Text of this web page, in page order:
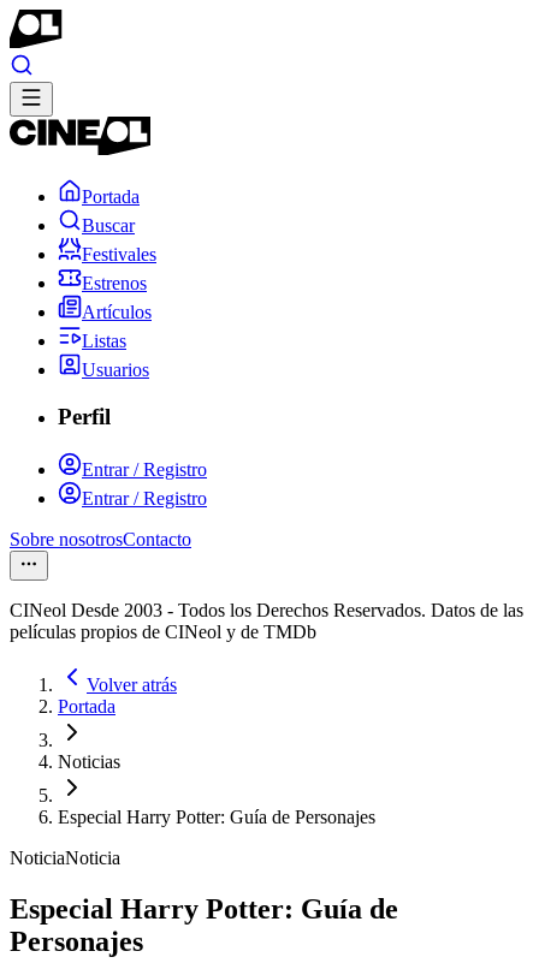
Portada
Buscar
Festivales
Estrenos
Artículos
Listas
Usuarios
Perfil
Entrar / Registro
Entrar / Registro
Sobre nosotrosContacto
CINeol Desde 2003 - Todos los Derechos Reservados. Datos de las
películas propios de CINeol y de TMDb
Volver atrás
Portada
Noticias
Especial Harry Potter: Guía de Personajes
NoticiaNoticia
Especial Harry Potter: Guía de
Personajes